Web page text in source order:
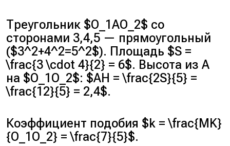
Треугольник $O_1AO_2$ со
сторонами 3,4,5 — прямоугольный
($3^2+4^2=5^2$). Площадь $S =
\frac{3 \cdot 4}{2} = 6$. Высота из A
на $O_1O_2$: $AH = \frac{2S}{5} =
\frac{12}{5} = 2,4$.
Коэффициент подобия $k = \frac{MK}
{O_1O_2} = \frac{7}{5}$.